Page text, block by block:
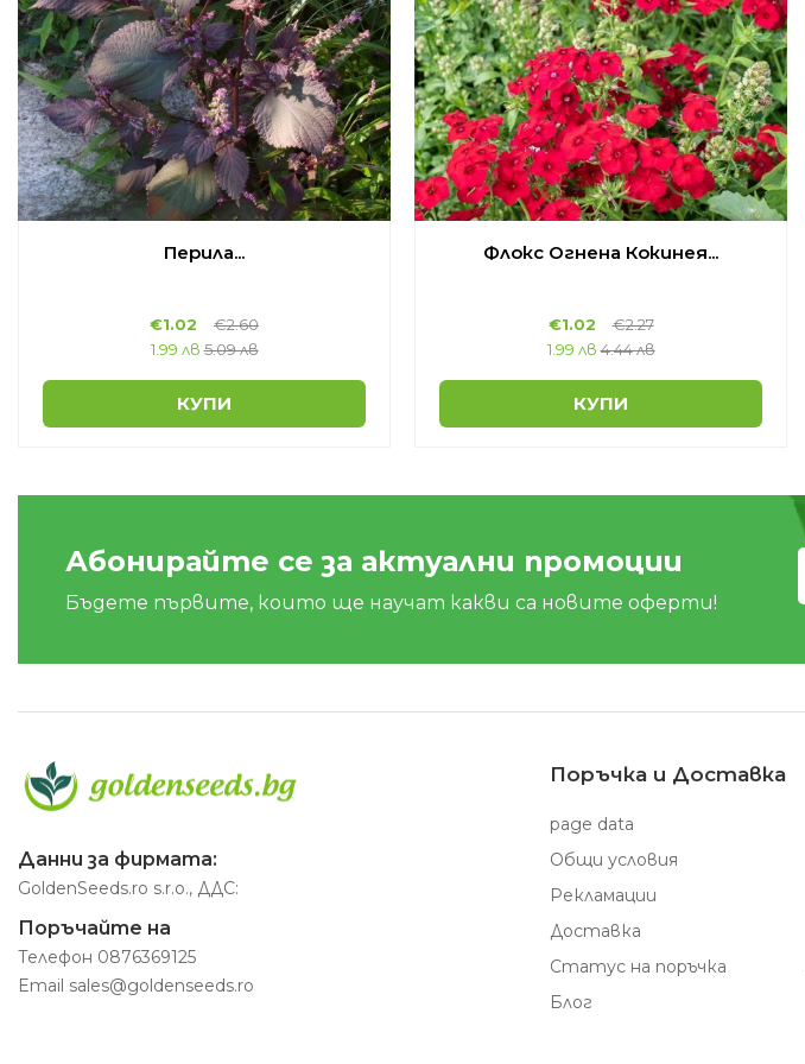
Перила...
€1.02 €2.60
1.99 лв 5.09 лв
КУПИ
Флокс Огнена Кокинея...
€1.02 €2.27
1.99 лв 4.44 лв
КУПИ
Абонирайте се за актуални промоции
Бъдете първите, които ще научат какви са новите оферти!
Данни за фирмата:
GoldenSeeds.ro s.r.o., ДДС:
Поръчайте на
Телефон 0876369125
Email sales@goldenseeds.ro
Поръчка и Доставка
page data
Общи условия
Рекламации
Доставка
Статус на поръчка
Блог